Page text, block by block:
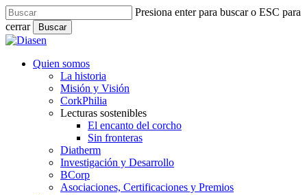
Skip
to
main
content
Presiona enter para buscar o ESC para
cerrar
Buscar
Close
search
Menu
Quien somos
La historia
Misión y Visión
CorkPhilia
Lecturas sostenibles
El encanto del corcho
Sin fronteras
Diatherm
Investigación y Desarrollo
BCorp
Asociaciones, Certificaciones y Premios